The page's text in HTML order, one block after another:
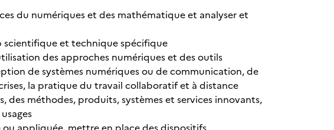
du numériques et des mathématique et analyser et
scientifique et technique spécifique
des approches numériques et des outils
de systèmes numériques ou de communication, de
la pratique du travail collaboratif et à distance
des méthodes, produits, systèmes et services innovants,